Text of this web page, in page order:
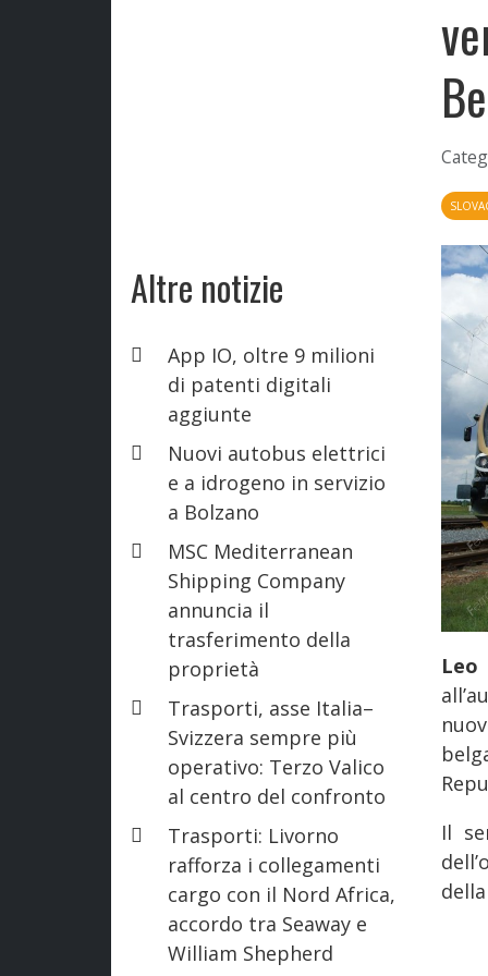
Altre notizie
App IO, oltre 9 milioni
di patenti digitali
aggiunte
Nuovi autobus elettrici
e a idrogeno in servizio
a Bolzano
MSC Mediterranean
Shipping Company
annuncia il
trasferimento della
proprietà
Trasporti, asse Italia–
Svizzera sempre più
operativo: Terzo Valico
al centro del confronto
Trasporti: Livorno
rafforza i collegamenti
cargo con il Nord Africa,
accordo tra Seaway e
William Shepherd
Leo
Il